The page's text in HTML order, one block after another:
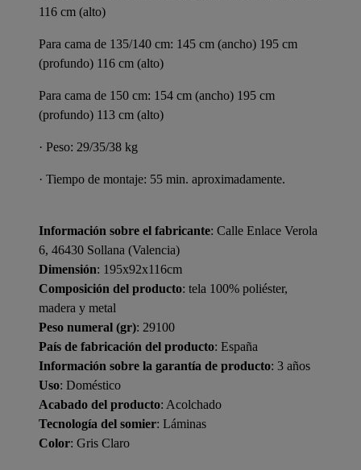
116 cm (alto)
Para cama de 135/140 cm: 145 cm (ancho) 195 cm
(profundo) 116 cm (alto)
Para cama de 150 cm: 154 cm (ancho) 195 cm
(profundo) 113 cm (alto)
· Peso: 29/35/38 kg
· Tiempo de montaje: 55 min. aproximadamente.
Información sobre el fabricante: Calle Enlace Verola
6, 46430 Sollana (Valencia)
Dimensión: 195x92x116cm
Composición del producto: tela 100% poliéster,
madera y metal
Peso numeral (gr): 29100
País de fabricación del producto: España
Información sobre la garantía de producto: 3 años
Uso: Doméstico
Acabado del producto: Acolchado
Tecnología del somier: Láminas
Color: Gris Claro